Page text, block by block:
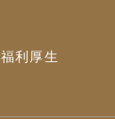
福利厚生